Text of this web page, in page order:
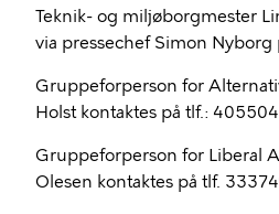
Teknik- og miljøborgmester
via pressechef Simon Nyborg
Gruppeforperson for
Holst kontaktes på tlf.:
Gruppeforperson for Liberal
Olesen kontaktes på tlf.